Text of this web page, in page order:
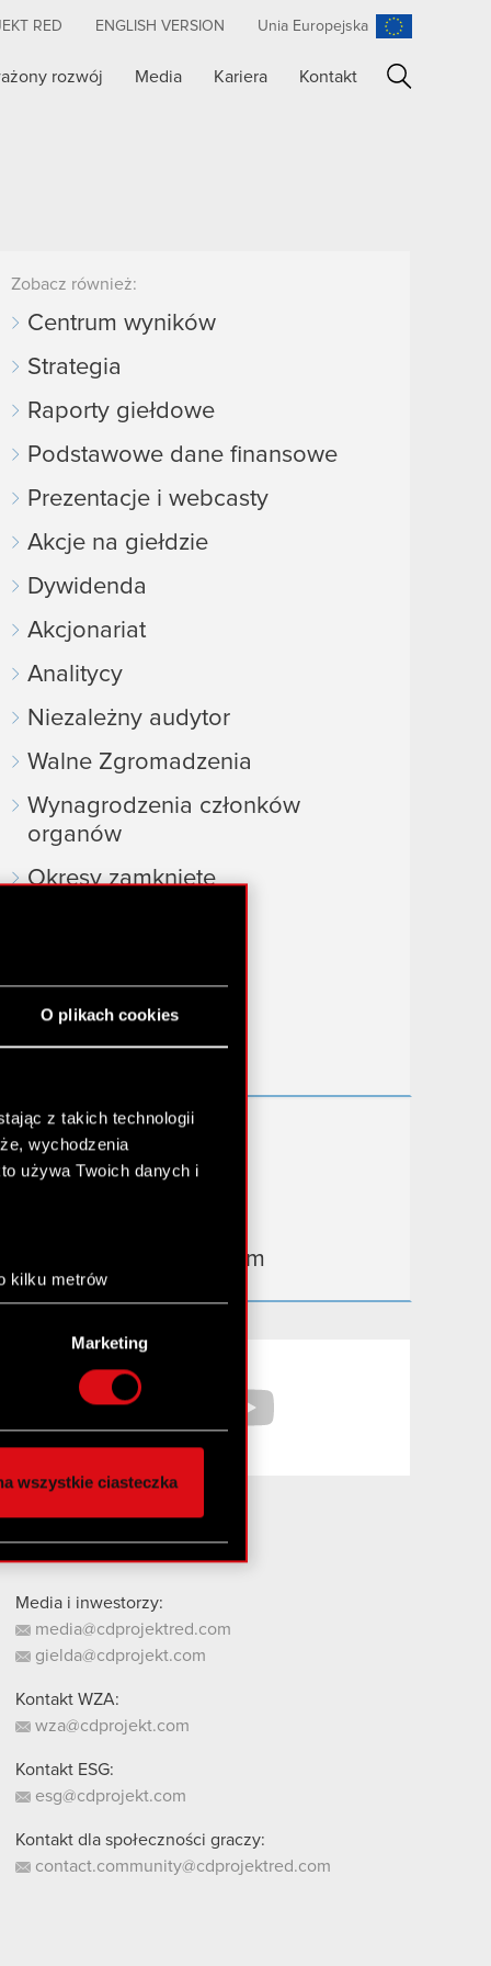
O plikach cookies
z takich technologii
wychodzenia
używa Twoich danych i
kilku metrów
(fingerprinting,
preferencje w
chwili.
i
innymi danymi
z naszej witryny,
Marketing
wszystkie ciasteczka
RED ENGLISH VERSION Unia Europejska
rozwój Media Kariera Kontakt
Zobacz również:
Centrum wyników
Strategia
Raporty giełdowe
Podstawowe dane finansowe
Prezentacje i webcasty
Akcje na giełdzie
Dywidenda
Akcjonariat
Analitycy
Niezależny audytor
Walne Zgromadzenia
Wynagrodzenia członków
organów
Okresy zamknięte
Przydatne linki
Kontakt IR
Dowiedz się więcej:
thewitcher.com
gear.cdprojektred.com
Facebook
Media i inwestorzy:
media@cdprojektred.com
gielda@cdprojekt.com
Kontakt WZA:
wza@cdprojekt.com
Kontakt ESG:
esg@cdprojekt.com
Kontakt dla społeczności graczy:
contact.community@cdprojektred.com